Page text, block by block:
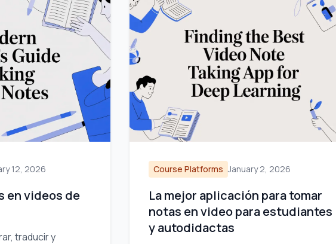
12, 2026
en videos de
traducir y
Course Platforms January 2, 2026
La mejor aplicación para tomar
notas en video para estudiantes
y autodidactas